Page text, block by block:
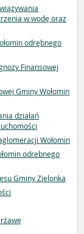
w wodę oraz
odrębnego
Finansowej
Gminy Wołomin
działań
Wołomin
odrebnego
Gminy Zielonka